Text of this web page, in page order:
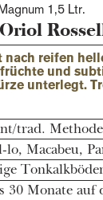
1,5 Ltr.
nach reifen
und
unterlegt.
trad. Methode
lo, Macabeu,
30 Monate auf